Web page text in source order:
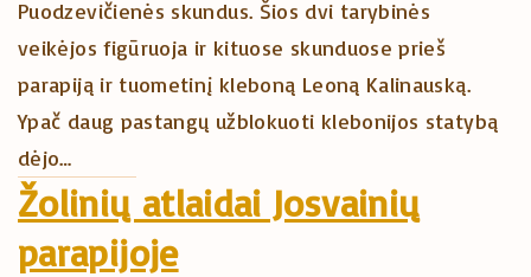
Puodzevičienės skundus. Šios dvi tarybinės
veikėjos figūruoja ir kituose skunduose prieš
parapiją ir tuometinį kleboną Leoną Kalinauską.
Ypač daug pastangų užblokuoti klebonijos statybą
dėjo…
Žolinių atlaidai Josvainių
parapijoje